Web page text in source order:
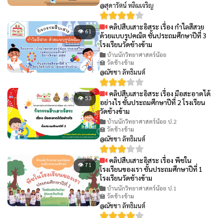
@สุดารัตน์ หลิมเจริญ
👁 61
คลิปสืบเสาะอิสระ เรื่อง กำไลสีสวย
ด้วยแบบรูปคณิต ชั้นประถมศึกษาปีที่ 3
โรงเรียนวัดช้างข้าม
บ้านนักวิทยาศาสตร์น้อย
🏫 วัดช้างข้าม
@ณัชชา ลัทธิมนต์
👁 53
คลิปสืบเสาะอิสระ เรื่อง มือสะอาดได้
อย่างไร ชั้นประถมศึกษาปีที่ 2 โรงเรียน
วัดช้างข้าม
บ้านนักวิทยาศาสตร์น้อย ป.2
🏫 วัดช้างข้าม
@ณัชชา ลัทธิมนต์
👁 71
คลิปสืบเสาะอิสระ เรื่อง พืชใน
โรงเรียนของเรา ชั้นประถมศึกษาปีที่ 1
โรงเรียนวัดช้างข้าม
บ้านนักวิทยาศาสตร์น้อย ป.1
🏫 วัดช้างข้าม
@ณัชชา ลัทธิมนต์